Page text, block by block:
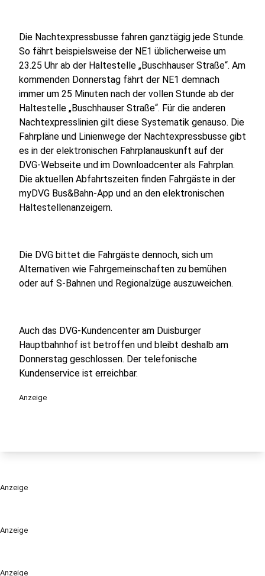
Anzeige
Anzeige
Die Nachtexpressbusse fahren ganztägig jede Stunde.
So fährt beispielsweise der NE1 üblicherweise um
23.25 Uhr ab der Haltestelle „Buschhauser Straße“. Am
kommenden Donnerstag fährt der NE1 demnach
immer um 25 Minuten nach der vollen Stunde ab der
Haltestelle „Buschhauser Straße“. Für die anderen
Nachtexpresslinien gilt diese Systematik genauso. Die
Fahrpläne und Linienwege der Nachtexpressbusse gibt
es in der elektronischen Fahrplanauskunft auf der
DVG-Webseite und im Downloadcenter als Fahrplan.
Die aktuellen Abfahrtszeiten finden Fahrgäste in der
myDVG Bus&Bahn-App und an den elektronischen
Haltestellenanzeigern.
Die DVG bittet die Fahrgäste dennoch, sich um
Alternativen wie Fahrgemeinschaften zu bemühen
oder auf S-Bahnen und Regionalzüge auszuweichen.
Auch das DVG-Kundencenter am Duisburger
Hauptbahnhof ist betroffen und bleibt deshalb am
Donnerstag geschlossen. Der telefonische
Kundenservice ist erreichbar.
Anzeige
Anzeige